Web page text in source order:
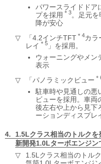
パワースライドドア
プを採用 ＊3。足元
降が安心
「4.2インチTFT ＊4カラ
レイ ＊5 」を採用。
ウォーニングやメン
表示
「パノラミックビュー
駐車時や見通しの悪
ビューを採用。車両
後左右や上から見下
ーションディスプレ
1.5Lクラス相当のトルクを
新開発1.0Lターボエンジン
1.5Lクラス相当のトル